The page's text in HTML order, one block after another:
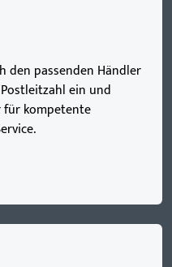
den passenden Händler
ein und
für kompetente